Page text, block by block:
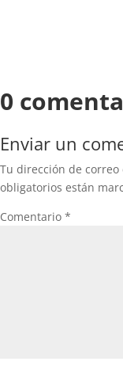
0
Enviar un
Tu dirección de
obligatorios están
Comentario *